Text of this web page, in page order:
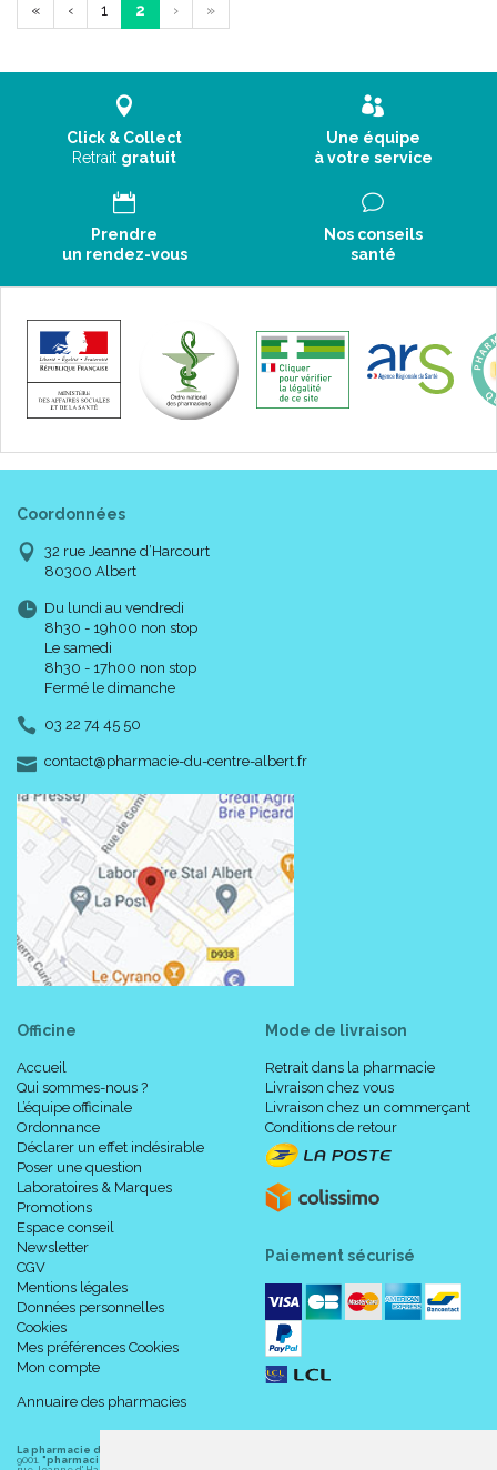
« ‹ 1 2 › »
Click & Collect
Retrait gratuit
Une équipe
à votre service
Prendre
un rendez-vous
Nos conseils
santé
Coordonnées
32 rue Jeanne d’Harcourt
80300 Albert
Du lundi au vendredi
8h30 - 19h00 non stop
Le samedi
8h30 - 17h00 non stop
Fermé le dimanche
03 22 74 45 50
contact-
@-
pharmacie-du-centre-albert.fr
Officine
Accueil
Qui sommes-nous ?
L’équipe officinale
Ordonnance
Déclarer un effet indésirable
Poser une question
Laboratoires & Marques
Promotions
Espace conseil
Newsletter
CGV
Mentions légales
Données personnelles
Cookies
Mes préférences Cookies
Mon compte
Annuaire des pharmacies
Mode de livraison
Retrait dans la pharmacie
Livraison chez vous
Livraison chez un commerçant
Conditions de retour
Paiement sécurisé
La pharmacie du centre à Albert
9001. "pharmacie-du-centre-albert.fr "